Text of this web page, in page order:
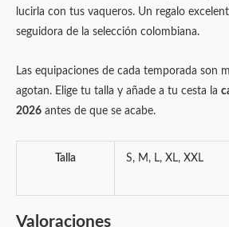
lucirla con tus vaqueros. Un regalo
seguidora de la selección colombiana.
Las equipaciones de cada temporada son
agotan. Elige tu talla y añade a tu cesta la
2026 antes de que se acabe.
Talla S, M, L, XL, XXL
Valoraciones